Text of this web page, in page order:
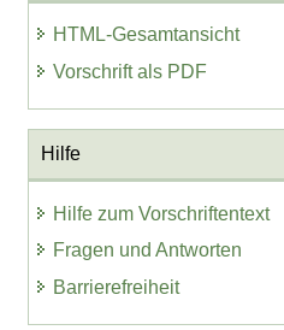
HTML-Gesamtansicht
Vorschrift als PDF
Hilfe
Hilfe zum Vorschriftentext
Fragen und Antworten
Barrierefreiheit